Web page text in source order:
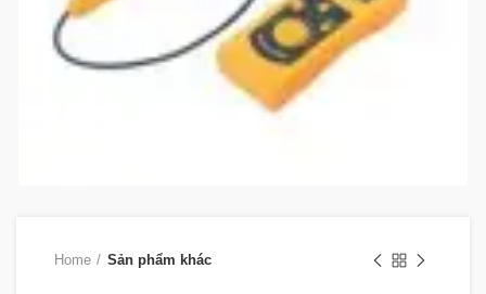
Home Sản phẩm khác